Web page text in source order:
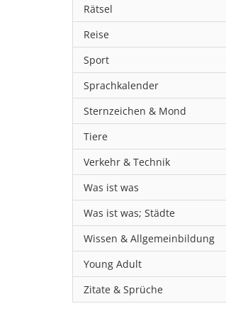
Rätsel
Reise
Sport
Sprachkalender
Sternzeichen & Mond
Tiere
Verkehr & Technik
Was ist was
Was ist was; Städte
Wissen & Allgemeinbildung
Young Adult
Zitate & Sprüche